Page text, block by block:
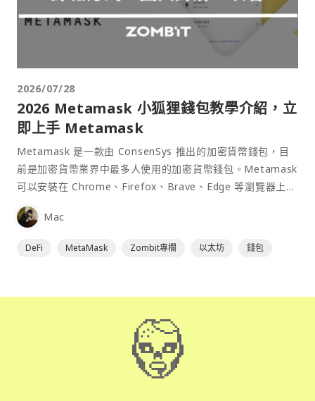
2026/07/28
2026 Metamask 小狐狸錢包教學介紹，立
即上手 Metamask
Metamask 是一款由 ConsenSys 推出的加密貨幣錢包，目
前是加密貨幣業界中最多人使用的加密貨幣錢包。Metamask
可以安裝在 Chrome、Firefox、Brave、Edge 等瀏覽器上作
為插件使用，具備許多功能且使用上非常方便。
Mac
DeFi MetaMask Zombit專欄 以太坊 錢包